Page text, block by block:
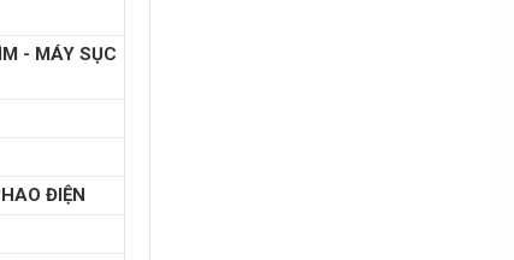
- MÁY SỤC
ĐIỆN